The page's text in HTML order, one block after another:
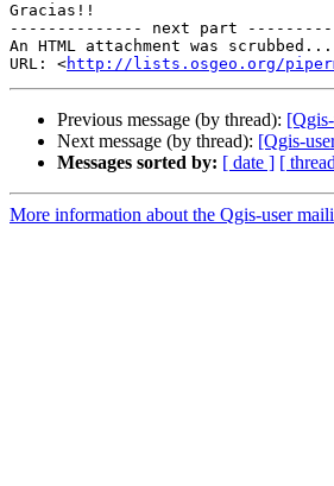
Gracias!!
-------------- next part
An HTML attachment was scrubbed...
URL: <http://lists.osgeo.org/
Previous message (by thread):
Next message (by thread): [Qgis-
Messages sorted by: [ date ] [
More information about the Qgis-user